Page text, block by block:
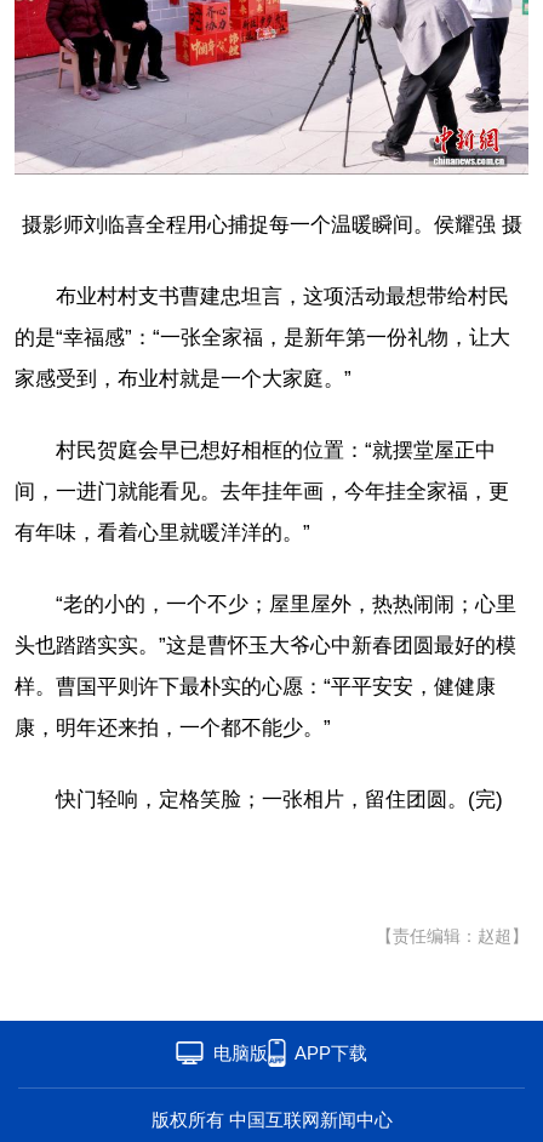
摄影师刘临喜全程用心捕捉每一个温暖瞬间。侯耀强 摄
布业村村支书曹建忠坦言，这项活动最想带给村民
的是“幸福感”：“一张全家福，是新年第一份礼物，让大
家感受到，布业村就是一个大家庭。”
村民贺庭会早已想好相框的位置：“就摆堂屋正中
间，一进门就能看见。去年挂年画，今年挂全家福，更
有年味，看着心里就暖洋洋的。”
“老的小的，一个不少；屋里屋外，热热闹闹；心里
头也踏踏实实。”这是曹怀玉大爷心中新春团圆最好的模
样。曹国平则许下最朴实的心愿：“平平安安，健健康
康，明年还来拍，一个都不能少。”
快门轻响，定格笑脸；一张相片，留住团圆。(完)
【责任编辑：赵超】
电脑版 APP下载
版权所有 中国互联网新闻中心